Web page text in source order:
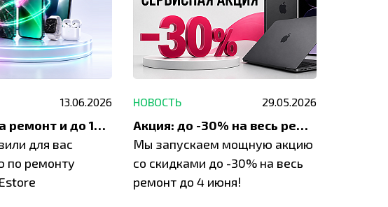
13.06.2026
До 1200 ₽ на ремонт и до 1500 ₽ на покупку техники Apple
для вас
по ремонту
НОВОСТЬ 29.05.2026
Акция: до -30% на весь ремонт техники Apple
Мы запускаем мощную акцию
со скидками до -30% на весь
ремонт до 4 июня!